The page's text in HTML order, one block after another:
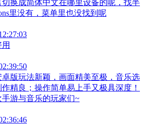
换成简体中文在哪里设备的呢，找半
里没有，菜单里也没找到呢
版玩法新颖，画面精美至极，音乐选
精良；操作简单易上手又极具深度！
游与音乐的玩家们~